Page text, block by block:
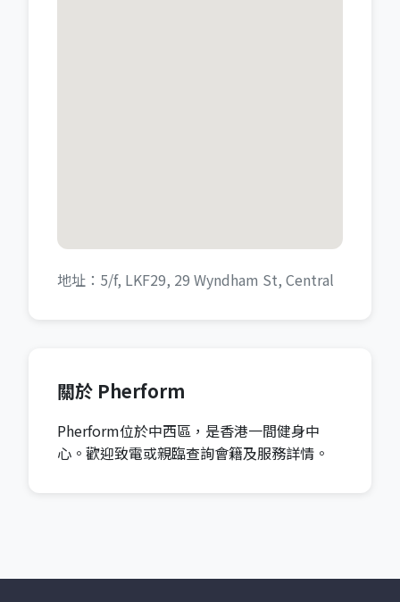
地址：5/f, LKF29, 29 Wyndham St, Central
關於 Pherform
Pherform位於中西區，是香港一間健身中
心。歡迎致電或親臨查詢會籍及服務詳情。